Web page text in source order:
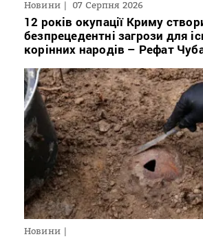
Новини 07 Серпня 2026
12 років окупації Криму
безпрецедентні загрози для
корінних народів – Рефат
Новини